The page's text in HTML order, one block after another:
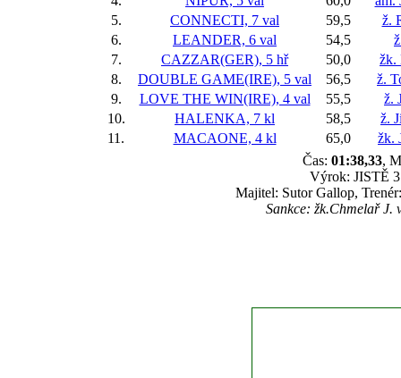
5.
CONNECTI, 7 val 59,5
ž.
6.
LEANDER, 6 val 54,5
7.
CAZZAR(GER), 5 hř 50,0
žk.
8.
DOUBLE GAME(IRE), 5 val 56,5
ž.
9.
LOVE THE WIN(IRE), 4 val 55,5
ž.
10.
HALENKA, 7 kl 58,5
ž.
11.
MACAONE, 4 kl 65,0
žk.
Čas: 01:38,33,
Výrok: JISTĚ
Majitel: Sutor Gallop,
Sankce: žk.Chmelař J.